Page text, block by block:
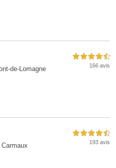
de-Lomagne
4,5 étoiles sur 5
166 avis
4,5 étoiles sur 5
193 avis